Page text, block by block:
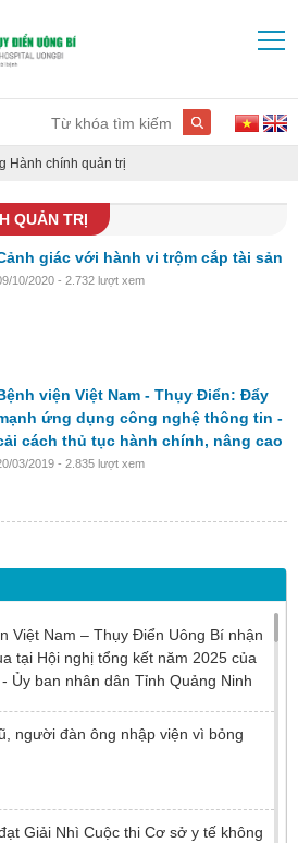
Hành chính quản trị
Việt Nam – Thụy Điển Uông Bí nhận
tại Hội nghị tổng kết năm 2025 của
Ủy ban nhân dân Tỉnh Quảng Ninh
người đàn ông nhập viện vì bỏng
Giải Nhì Cuộc thi Cơ sở y tế không
QUẢN TRỊ
giác với hành vi trộm cắp tài sản
10/2020 - 2.732 lượt xem
viện Việt Nam - Thụy Điển: Đẩy
ứng dụng công nghệ thông tin -
cách thủ tục hành chính, nâng cao
lượng dịch vụ
03/2019 - 2.835 lượt xem